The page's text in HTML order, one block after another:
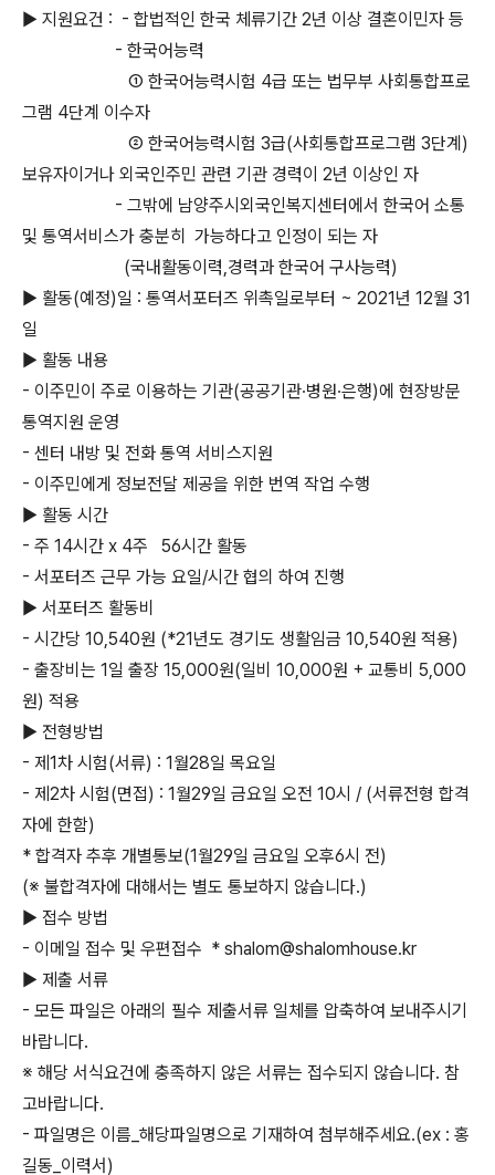
▶ 지원요건 : - 합법적인 한국 체류기간 2년 이상 결혼이민자 등
- 한국어능력
① 한국어능력시험 4급 또는 법무부 사회통합프로
그램 4단계 이수자
② 한국어능력시험 3급(사회통합프로그램 3단계)
보유자이거나 외국인주민 관련 기관 경력이 2년 이상인 자
- 그밖에 남양주시외국인복지센터에서 한국어 소통
및 통역서비스가 충분히
가능하다고 인정이 되는 자
(국내활동이력,경력과 한국어 구사능력)
▶ 활동(예정)일 : 통역서포터즈 위촉일로부터 ~ 2021년 12월 31
일
▶ 활동 내용
- 이주민이 주로 이용하는 기관(공공기관∙병원∙은행)에 현장방문
통역지원 운영
- 센터 내방 및 전화 통역 서비스지원
- 이주민에게 정보전달 제공을 위한 번역 작업 수행
▶ 활동 시간
- 주 14시간 x 4주
56시간 활동
- 서포터즈 근무 가능 요일/시간 협의 하여 진행
▶ 서포터즈 활동비
- 시간당 10,540원 (*21년도 경기도 생활임금 10,540원 적용)
- 출장비는 1일 출장 15,000원(일비 10,000원 + 교통비 5,000
원) 적용
▶ 전형방법
- 제1차 시험(서류) : 1월28일 목요일
- 제2차 시험(면접) : 1월29일 금요일 오전 10시 / (서류전형 합격
자에 한함)
* 합격자 추후 개별통보(1월29일 금요일 오후6시 전)
(※ 불합격자에 대해서는 별도 통보하지 않습니다.)
▶ 접수 방법
- 이메일 접수 및 우편접수 * shalom@shalomhouse.kr
▶ 제출 서류
- 모든 파일은 아래의 필수 제출서류 일체를 압축하여 보내주시기
바랍니다.
※ 해당 서식요건에 충족하지 않은 서류는 접수되지 않습니다. 참
고바랍니다.
- 파일명은 이름_해당파일명으로 기재하여 첨부해주세요.(ex : 홍
길동_이력서)